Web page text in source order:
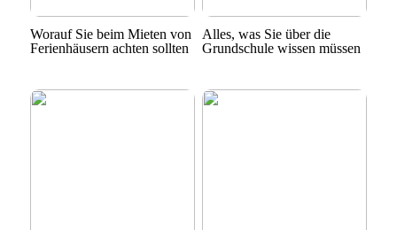
Worauf Sie beim Mieten von
Ferienhäusern achten sollten
Alles, was Sie über die
Grundschule wissen müssen